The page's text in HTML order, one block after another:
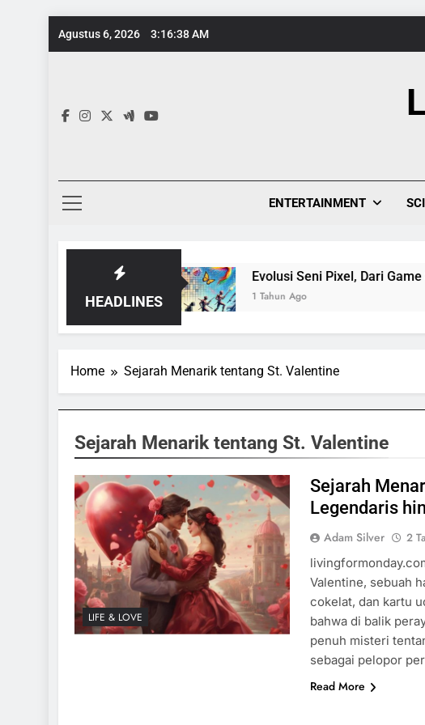
Agustus 6, 2026 3:16:39 AM
ENTERTAINMENT
HEADLINES
Evolusi Seni Pixel, Dari Game 8-Bit
1 Tahun Ago
Home Sejarah Menarik tentang St. Valentine
Sejarah Menarik tentang St. Valentine
LIFE & LOVE
Sejarah
Legendaris
Adam Silver 2
Valentine, sebuah
cokelat, dan kartu
bahwa di balik
penuh misteri
sebagai pelopor
Read More